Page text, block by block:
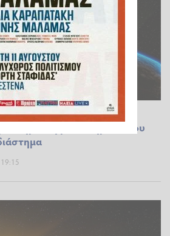
ζωής; Τι λένε οι
ραδιοσήματα που